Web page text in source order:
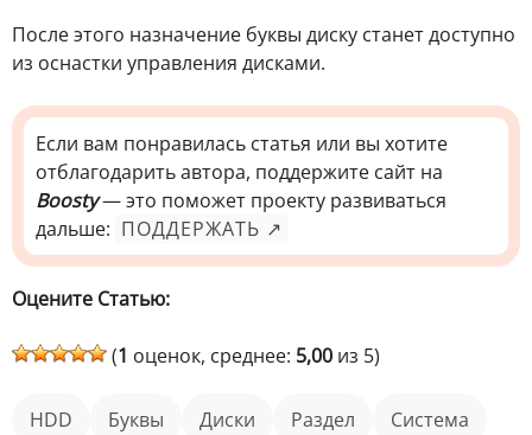
После этого назначение буквы диску станет доступно
из оснастки управления дисками.
Если вам понравилась статья или вы хотите
отблагодарить автора, поддержите сайт на
Boosty— это поможет проекту развиваться
дальше: ПОДДЕРЖАТЬ ↗
Оцените Статью:
(1 оценок, среднее: 5,00 из 5)
HDD буквы диски раздел Система